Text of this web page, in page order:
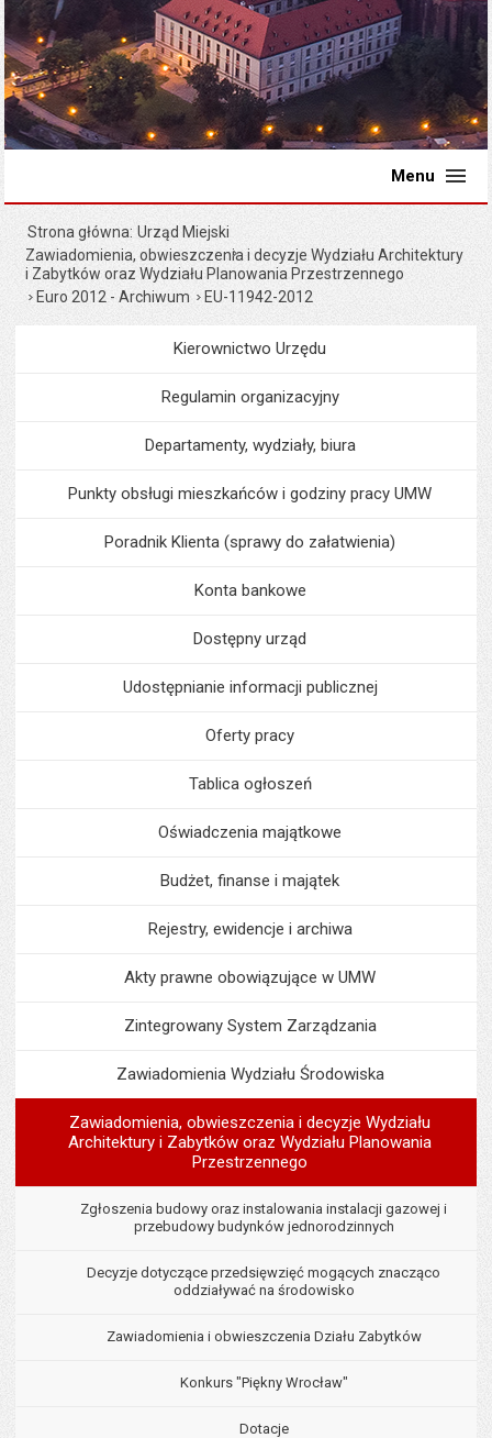
Menu
Strona główna Urząd Miejski
Zawiadomienia, obwieszczenia i decyzje Wydziału Architektury
i Zabytków oraz Wydziału Planowania Przestrzennego
Euro 2012 - Archiwum
EU-11942-2012
MenuUrząd Miejski
Kierownictwo Urzędu
Regulamin organizacyjny
Departamenty, wydziały, biura
Punkty obsługi mieszkańców i godziny pracy UMW
Poradnik Klienta (sprawy do załatwienia)
Konta bankowe
Dostępny urząd
Udostępnianie informacji publicznej
Oferty pracy
Tablica ogłoszeń
Oświadczenia majątkowe
Budżet, finanse i majątek
Rejestry, ewidencje i archiwa
Akty prawne obowiązujące w UMW
Zintegrowany System Zarządzania
Zawiadomienia Wydziału Środowiska
Zawiadomienia, obwieszczenia i decyzje Wydziału
Architektury i Zabytków oraz Wydziału Planowania
Przestrzennego
Zgłoszenia budowy oraz instalowania instalacji gazowej i
przebudowy budynków jednorodzinnych
Decyzje dotyczące przedsięwzięć mogących znacząco
oddziaływać na środowisko
Zawiadomienia i obwieszczenia Działu Zabytków
Konkurs "Piękny Wrocław"
Dotacje